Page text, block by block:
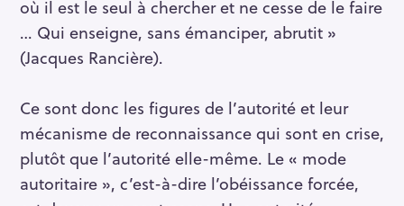
où il est le seul à chercher et ne cesse de le faire
… Qui enseigne, sans émanciper, abrutit »
(Jacques Rancière).
Ce sont donc les figures de l’autorité et leur
mécanisme de reconnaissance qui sont en crise,
plutôt que l’autorité elle-même. Le « mode
autoritaire », c’est-à-dire l’obéissance forcée,